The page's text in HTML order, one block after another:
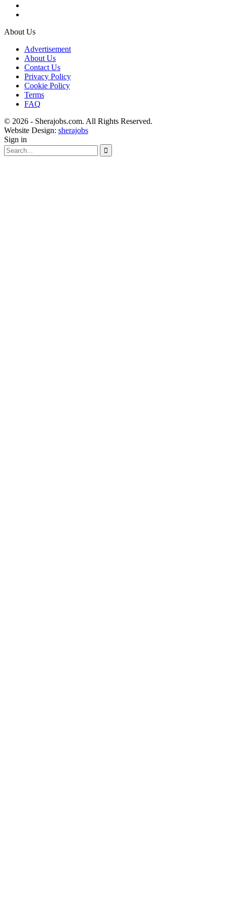
About Us
Advertisement
About Us
Contact Us
Privacy Policy
Cookie Policy
Terms
FAQ
© 2026 - Sherajobs.com. All Rights Reserved.
Website Design: sherajobs
Sign in